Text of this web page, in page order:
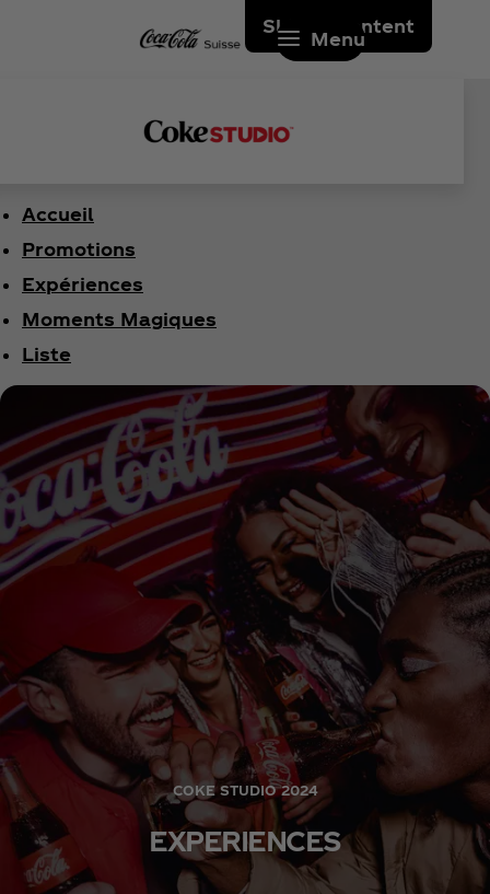
Skip to content
Menu
Accueil
Promotions
Expériences
Moments Magiques
Liste
COKE STUDIO 2024
EXPERIENCES